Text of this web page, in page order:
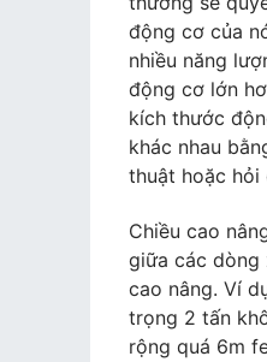
động cơ của
nhiều năng
động cơ lớn
kích thước
khác nhau
thuật hoặc hỏi
Chiều cao
giữa các dòng
cao nâng. Ví
trọng 2 tấn
rộng quá 6m